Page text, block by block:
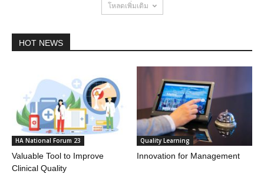
โหลดเพิ่มเติม
HOT NEWS
HA National Forum 23
Valuable Tool to Improve
Clinical Quality
Quality Learning
Innovation for Management